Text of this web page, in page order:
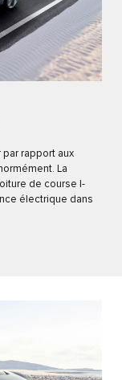
rapport aux
La
de course I-
électrique dans